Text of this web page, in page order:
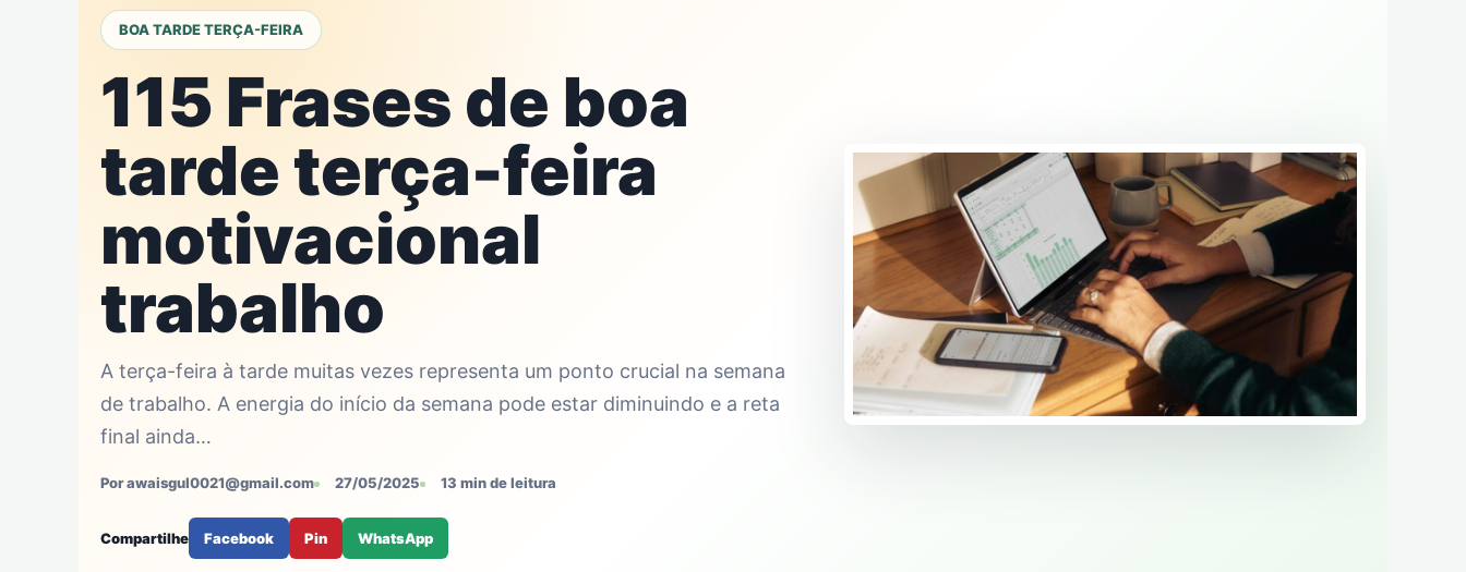
BOA TARDE TERÇA-FEIRA
115 Frases de boa
tarde terça-feira
motivacional
trabalho
A terça-feira à tarde muitas vezes representa um ponto crucial na semana
de trabalho. A energia do início da semana pode estar diminuindo e a reta
final ainda…
Por awaisgul0021@gmail.com 27/05/2025 13 min de leitura
Compartilhe Facebook Pin WhatsApp